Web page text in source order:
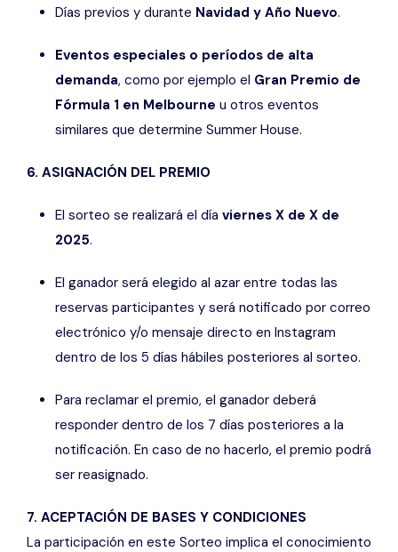
Días previos y durante Navidad y Año Nuevo.
Eventos especiales o períodos de alta
demanda, como por ejemplo el Gran Premio de
Fórmula 1 en Melbourne u otros eventos
similares que determine Summer House.
6. ASIGNACIÓN DEL PREMIO
El sorteo se realizará el día viernes X de X de
2025.
El ganador será elegido al azar entre todas las
reservas participantes y será notificado por correo
electrónico y/o mensaje directo en Instagram
dentro de los 5 días hábiles posteriores al sorteo.
Para reclamar el premio, el ganador deberá
responder dentro de los 7 días posteriores a la
notificación. En caso de no hacerlo, el premio podrá
ser reasignado.
7. ACEPTACIÓN DE BASES Y CONDICIONES
La participación en este Sorteo implica el conocimiento